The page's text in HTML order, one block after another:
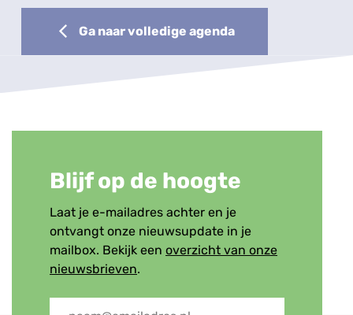
Ga naar volledige agenda
Blijf op de hoogte
Laat je e-mailadres achter en je
ontvangt onze nieuwsupdate in je
mailbox. Bekijk een overzicht van onze
nieuwsbrieven.